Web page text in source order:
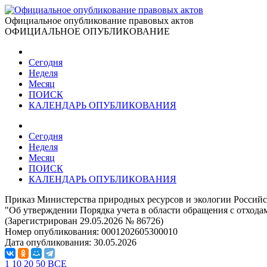
Официальное опубликование правовых актов
ОФИЦИАЛЬНОЕ ОПУБЛИКОВАНИЕ
Сегодня
Неделя
Месяц
ПОИСК
КАЛЕНДАРЬ ОПУБЛИКОВАНИЯ
Сегодня
Неделя
Месяц
ПОИСК
КАЛЕНДАРЬ ОПУБЛИКОВАНИЯ
Приказ Министерства природных ресурсов и экологии
"Об утверждении Порядка учета в области обращения с
(Зарегистрирован 29.05.2026 № 86726)
Номер опубликования: 0001202605300010
Дата опубликования: 30.05.2026
1 10 20 50 ВСЕ